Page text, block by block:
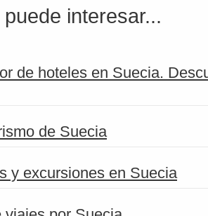
interesar...
de hoteles en Suecia.
de Suecia
y excursiones en Suecia